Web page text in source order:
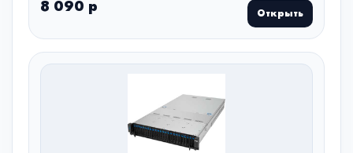
8 090 р Открыть